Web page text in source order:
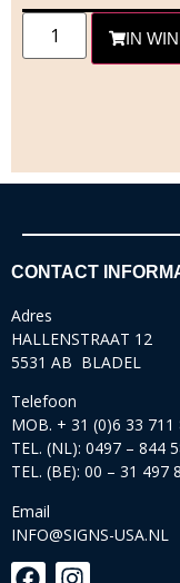
IN
CONTACT
Adres
HALLENSTRAAT 12
5531 AB BLADEL
Telefoon
MOB. + 31 (0)6 33 711
TEL. (NL): 0497 – 844
TEL. (BE): 00 – 31 497
Email
INFO@SIGNS-USA.NL